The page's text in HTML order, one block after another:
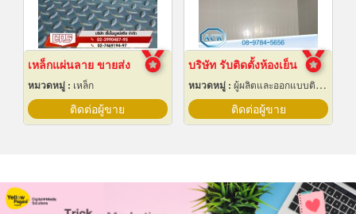
เหล็กแผ่นลาย ขายส่ง
หมวดหมู่ : เหล็ก
ติดต่อผู้ขาย
บริษัท รับติดตั้งห้องเย็น
หมวดหมู่ : ผู้ผลิตและออกแบบติดตั้งห้องเย็น
ติดต่อผู้ขาย